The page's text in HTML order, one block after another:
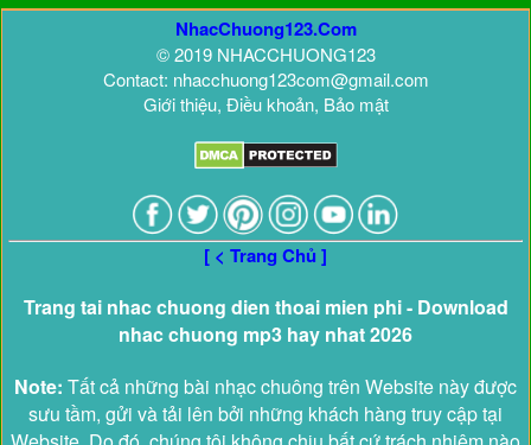
NhacChuong123.Com
© 2019 NHACCHUONG123
Contact: nhacchuong123com@gmail.com
Giới thiệu, Điều khoản, Bảo mật
[ < Trang Chủ ]
Trang tai nhac chuong dien thoai mien phi - Download
nhac chuong mp3 hay nhat 2026
Note: Tất cả những bài nhạc chuông trên Website này được
sưu tầm, gửi và tải lên bởi những khách hàng truy cập tại